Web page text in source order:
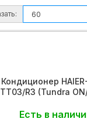
Кондиционер
R3 (Tundra
Есть в